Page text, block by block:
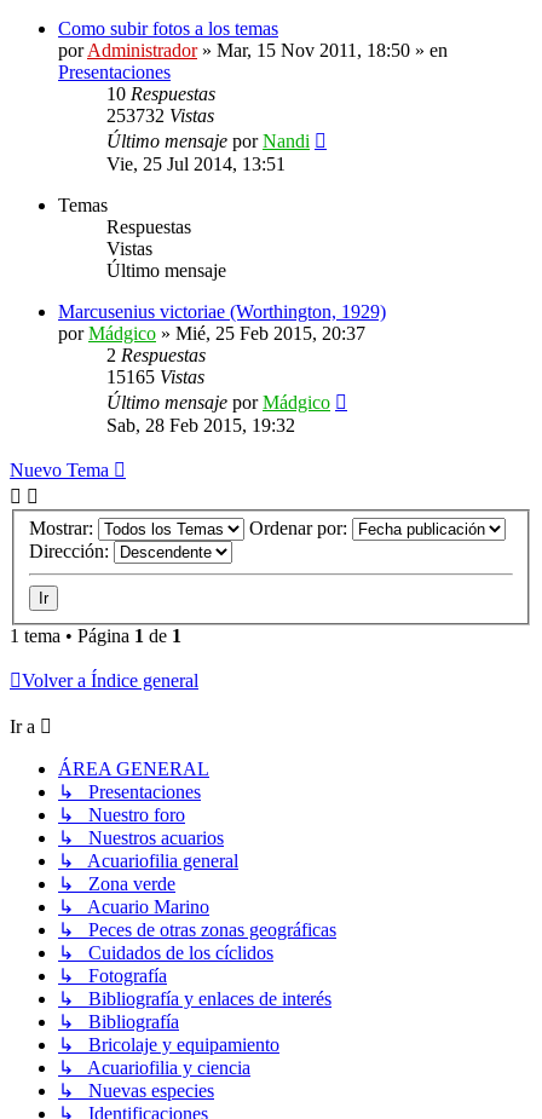
Como subir fotos a los temas
porAdministrador» Mar, 15 Nov 2011, 18:50 » en
Presentaciones
10 Respuestas
253732 Vistas
Último mensaje porNandi
Vie, 25 Jul 2014, 13:51
Temas
Respuestas
Vistas
Último mensaje
Marcusenius victoriae (Worthington, 1929)
porMádgico » Mié, 25 Feb 2015, 20:37
2 Respuestas
15165 Vistas
Último mensaje porMádgico
Sab, 28 Feb 2015, 19:32
Nuevo Tema
Mostrar:
Ordenar por:
Dirección:
1 tema • Página 1 de 1
Volver a Índice general
Ir a
ÁREA GENERAL
↳ Presentaciones
↳ Nuestro foro
↳ Nuestros acuarios
↳ Acuariofilia general
↳ Zona verde
↳ Acuario Marino
↳ Peces de otras zonas geográficas
↳ Cuidados de los cíclidos
↳ Fotografía
↳ Bibliografía y enlaces de interés
↳ Bibliografía
↳ Bricolaje y equipamiento
↳ Acuariofilia y ciencia
↳ Nuevas especies
↳ Identificaciones